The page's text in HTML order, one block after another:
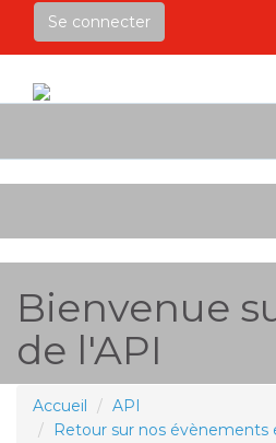
Se connecter
Bienvenue
de l'API
Accueil
API
Retour sur nos évènements